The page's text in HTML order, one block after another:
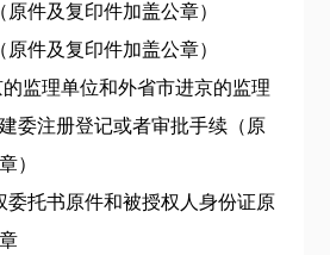
件及复印件加盖公章）
件及复印件加盖公章）
监理单位和外省市进京的监理
委注册登记或者审批手续（原
）
委托书原件和被授权人身份证原